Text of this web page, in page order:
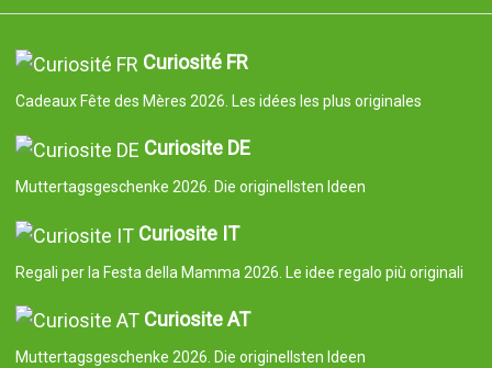
Curiosité FR
Cadeaux Fête des Mères 2026. Les idées les plus originales
Curiosite DE
Muttertagsgeschenke 2026. Die originellsten Ideen
Curiosite IT
Regali per la Festa della Mamma 2026. Le idee regalo più originali
Curiosite AT
Muttertagsgeschenke 2026. Die originellsten Ideen